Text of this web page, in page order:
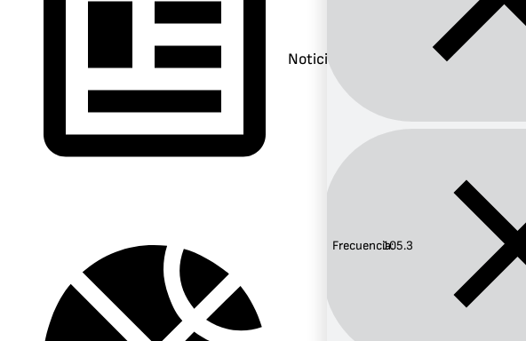
Noticias
Banda:
FM
Frecuencia:
105.3
Frecuencia:105.3